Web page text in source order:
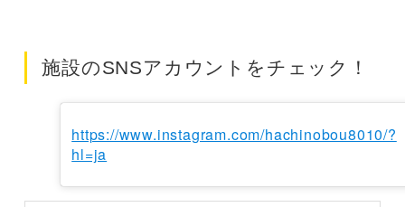
施設のSNSアカウントをチェック！
https://www.instagram.com/hachinobou8010/?
hl=ja